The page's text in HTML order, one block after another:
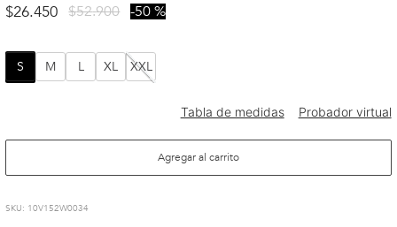
$26.450 $52.900 50 %
S M L XL XXL
Agregar al carrito
: 10V152W0034